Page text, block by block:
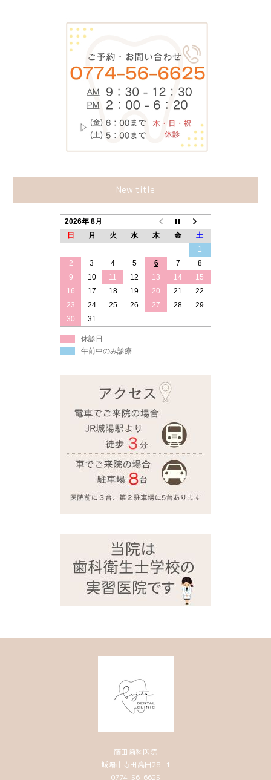
New title
2026年 8月
日
月 火 水 木 金
土
1
2
3 4 5 6 7
8
9
10 11 12 13 14
15
16
17 18 19 20 21
22
23
24 25 26 27 28
29
30
31
休診日
午前中のみ診療
藤田歯科医院
城陽市寺田高田28−1
0774-56-6625